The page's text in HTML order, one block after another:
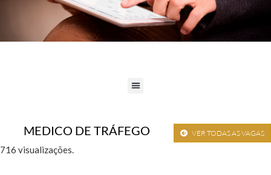
VER TODAS AS VAGAS
MEDICO DE TRÁFEGO
716 visualizações.